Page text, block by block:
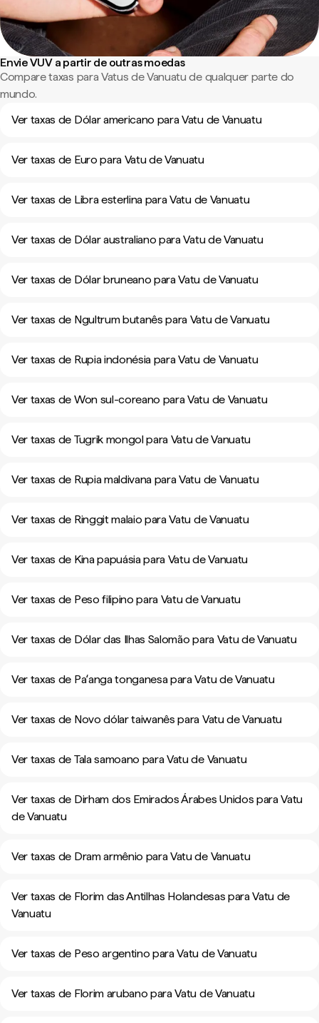
Envie VUV a partir de outras moedas
Compare taxas para Vatus de Vanuatu de qualquer parte do
mundo.
Ver taxas de Dólar americano para Vatu de Vanuatu
Ver taxas de Euro para Vatu de Vanuatu
Ver taxas de Libra esterlina para Vatu de Vanuatu
Ver taxas de Dólar australiano para Vatu de Vanuatu
Ver taxas de Dólar bruneano para Vatu de Vanuatu
Ver taxas de Ngultrum butanês para Vatu de Vanuatu
Ver taxas de Rupia indonésia para Vatu de Vanuatu
Ver taxas de Won sul-coreano para Vatu de Vanuatu
Ver taxas de Tugrik mongol para Vatu de Vanuatu
Ver taxas de Rupia maldivana para Vatu de Vanuatu
Ver taxas de Ringgit malaio para Vatu de Vanuatu
Ver taxas de Kina papuásia para Vatu de Vanuatu
Ver taxas de Peso filipino para Vatu de Vanuatu
Ver taxas de Dólar das Ilhas Salomão para Vatu de Vanuatu
Ver taxas de Paʻanga tonganesa para Vatu de Vanuatu
Ver taxas de Novo dólar taiwanês para Vatu de Vanuatu
Ver taxas de Tala samoano para Vatu de Vanuatu
Ver taxas de Dirham dos Emirados Árabes Unidos para Vatu
de Vanuatu
Ver taxas de Dram armênio para Vatu de Vanuatu
Ver taxas de Florim das Antilhas Holandesas para Vatu de
Vanuatu
Ver taxas de Peso argentino para Vatu de Vanuatu
Ver taxas de Florim arubano para Vatu de Vanuatu